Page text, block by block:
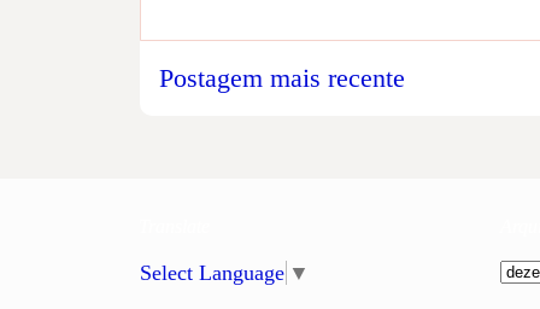
Postagem mais recente
Select Language ▼